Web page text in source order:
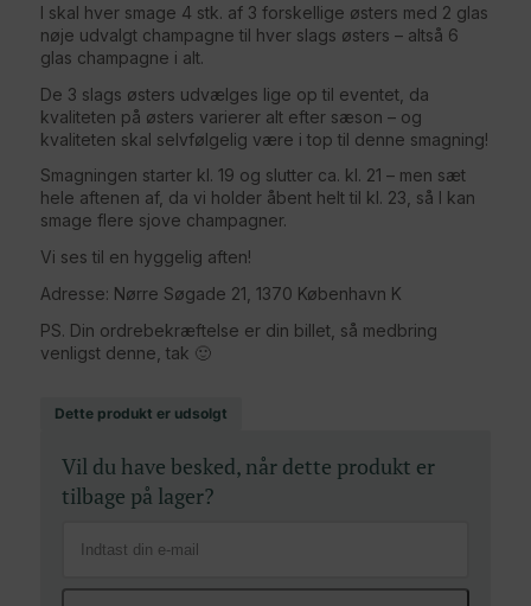
I skal hver smage 4 stk. af 3 forskellige østers med 2 glas
nøje udvalgt champagne til hver slags østers – altså 6
glas champagne i alt.
De 3 slags østers udvælges lige op til eventet, da
kvaliteten på østers varierer alt efter sæson – og
kvaliteten skal selvfølgelig være i top til denne smagning!
Smagningen starter kl. 19 og slutter ca. kl. 21 – men sæt
hele aftenen af, da vi holder åbent helt til kl. 23, så I kan
smage flere sjove champagner.
Vi ses til en hyggelig aften!
Adresse: Nørre Søgade 21, 1370 København K
PS. Din ordrebekræftelse er din billet, så medbring
venligst denne, tak 🙂
Dette produkt er udsolgt
Vil du have besked, når dette produkt er
tilbage på lager?